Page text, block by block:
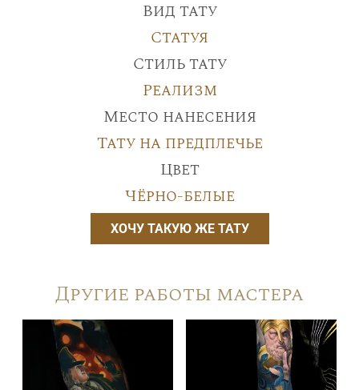
Вид тату
Статуя
Стиль тату
Реализм
Место нанесения
Тату на предплечье
Цвет
Чёрно-белые
ХОЧУ ТАКУЮ ЖЕ ТАТУ
Другие работы мастера